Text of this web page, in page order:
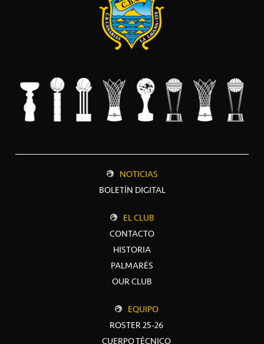
NOTICIAS
BOLETÍN DIGITAL
EL CLUB
CONTACTO
HISTORIA
PALMARÉS
OUR CLUB
EQUIPO
ROSTER 25-26
CUERPO TÉCNICO